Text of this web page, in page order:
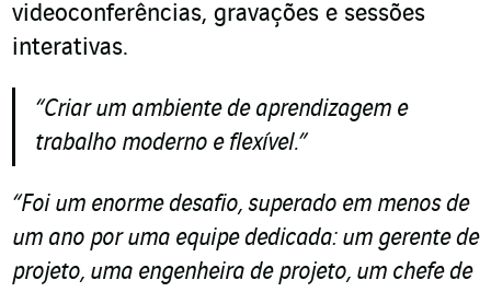
videoconferências, gravações e sessões
interativas.
“Criar um ambiente de aprendizagem e
trabalho moderno e flexível.”
“Foi um enorme desafio, superado em menos de
um ano por uma equipe dedicada: um gerente de
projeto, uma engenheira de projeto, um chefe de